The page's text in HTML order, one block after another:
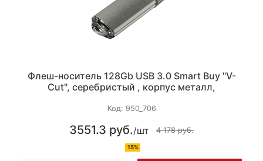
Флеш-носитель 128Gb USB 3.0 Smart Buy "V-
Cut", серебристый , корпус металл,
Код: 950_706
3551.3 руб./шт 4 178 руб.
15%